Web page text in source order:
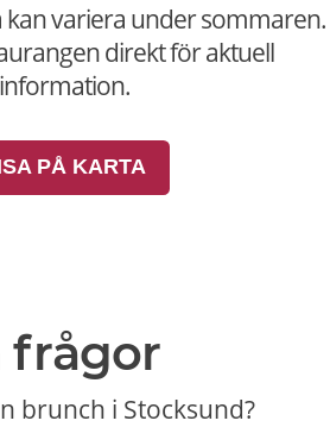
kan variera under sommaren.
direkt för aktuell
information.
PÅ KARTA
frågor
brunch i Stocksund?